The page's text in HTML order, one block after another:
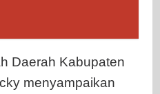
Daerah Kabupaten
menyampaikan